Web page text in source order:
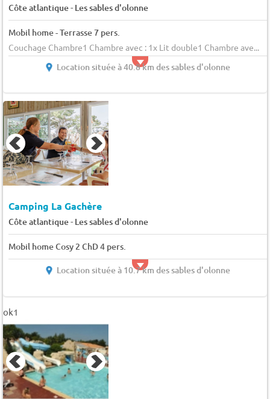
Côte atlantique- Les sables d'olonne
Mobil home - Terrasse 7 pers.
Couchage Chambre1 Chambre avec : 1x Lit double1 Chambre ave...
Location située à 40.8 km des sables d'olonne
Camping La Gachère
Côte atlantique- Les sables d'olonne
Mobil home Cosy 2 ChD 4 pers.
Location située à 10.7 km des sables d'olonne
ok1